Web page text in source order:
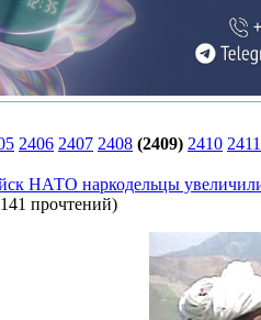
2406 2407 2408 (2409) 2410 2411
НАТО наркодельцы
прочтений)